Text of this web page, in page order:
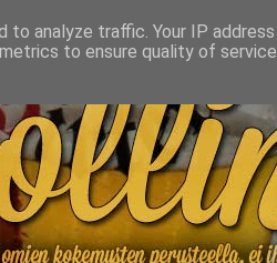
analyze traffic. Your IP
to ensure quality of